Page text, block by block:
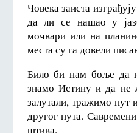
Човека заиста
да ли се нашао у
мочвари или на
места су га довели
Било би нам боље да
знамо Истину и да не
залутали, тражимо
другог пута.
штива.